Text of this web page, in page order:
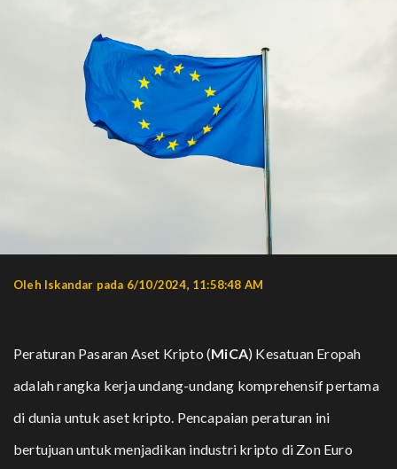
Oleh Iskandar pada 6/10/2024, 11:58:48 AM
Peraturan Pasaran Aset Kripto (MiCA) Kesatuan Eropah
adalah rangka kerja undang-undang komprehensif pertama
di dunia untuk aset kripto. Pencapaian peraturan ini
bertujuan untuk menjadikan industri kripto di Zon Euro